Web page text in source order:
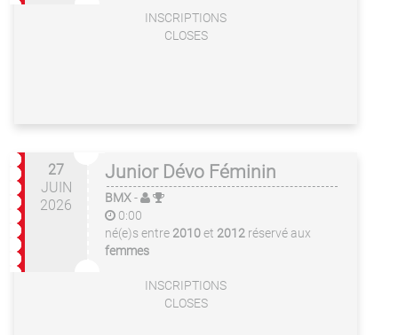
INSCRIPTIONS
CLOSES
27
JUIN
2026
Junior Dévo Féminin
BMX-
0:00
né(e)s entre 2010et 2012 réservé aux
femmes
INSCRIPTIONS
CLOSES